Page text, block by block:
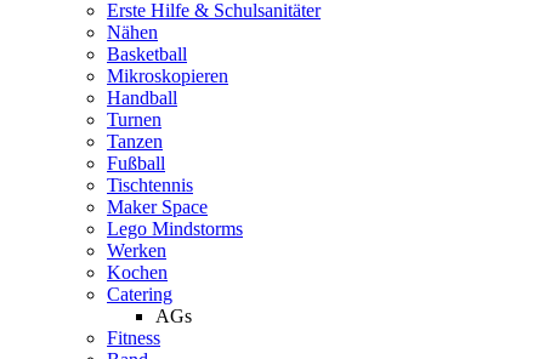
Erste Hilfe & Schulsanitäter
Nähen
Basketball
Mikroskopieren
Handball
Turnen
Tanzen
Fußball
Tischtennis
Maker Space
Lego Mindstorms
Werken
Kochen
Catering
AGs
Fitness